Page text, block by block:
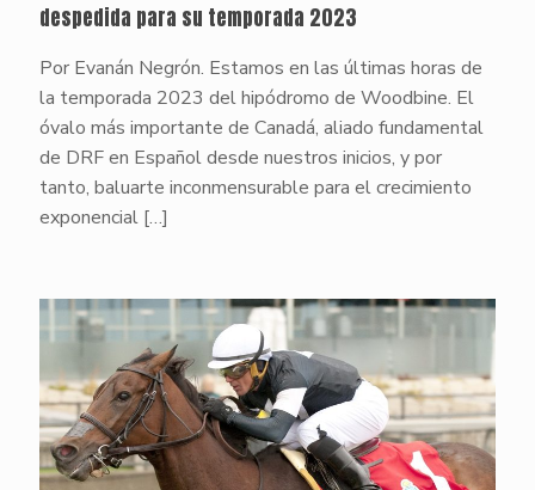
despedida para su temporada 2023
Por Evanán Negrón. Estamos en las últimas horas de
la temporada 2023 del hipódromo de Woodbine. El
óvalo más importante de Canadá, aliado fundamental
de DRF en Español desde nuestros inicios, y por
tanto, baluarte inconmensurable para el crecimiento
exponencial […]